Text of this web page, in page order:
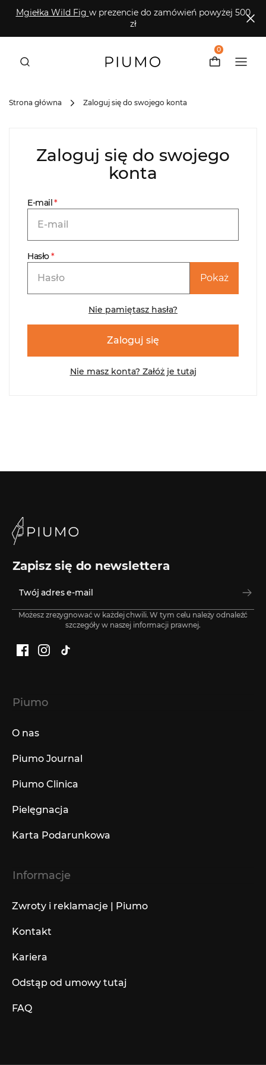
Mgiełka Wild Fig w prezencie do zamówień powyżej 500
zł
0
Strona główna Zaloguj się do swojego konta
Zaloguj się do swojego
konta
E-mail
Hasło
Pokaż
Nie pamiętasz hasła?
Zaloguj się
Nie masz konta? Załóż je tutaj
Zapisz się do newslettera
Możesz zrezygnować w każdej chwili. W tym celu należy odnaleźć
szczegóły w naszej informacji prawnej.
Facebook
Instagram
TikTok
Piumo
O nas
Piumo Journal
Piumo Clinica
Pielęgnacja
Karta Podarunkowa
Informacje
Zwroty i reklamacje | Piumo
Kontakt
Kariera
Odstąp od umowy tutaj
FAQ